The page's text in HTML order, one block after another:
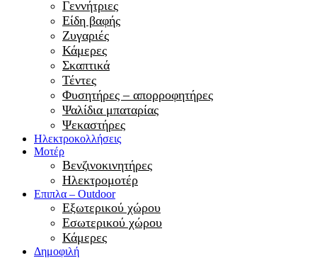
Γεννήτριες
Είδη βαφής
Ζυγαριές
Κάμερες
Σκαπτικά
Τέντες
Φυσητήρες – απορροφητήρες
Ψαλίδια μπαταρίας
Ψεκαστήρες
Ηλεκτροκολλήσεις
Μοτέρ
Βενζινοκινητήρες
Ηλεκτρομοτέρ
Επιπλα – Outdoor
Εξωτερικού χώρου
Εσωτερικού χώρου
Κάμερες
Δημοφιλή